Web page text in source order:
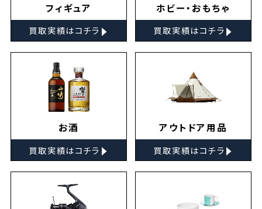
フィギュア
買取実績はコチラ ▸
ホビー・おもちゃ
買取実績はコチラ ▸
お酒
買取実績はコチラ ▸
アウトドア用品
買取実績はコチラ ▸